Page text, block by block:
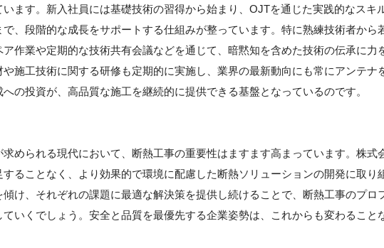
ます。新入社員には基礎技術の習得から始まり、OJTを通じた実践的なスキ
、段階的な成長をサポートする仕組みが整っています。特に熟練技術者から
作業や定期的な技術共有会議などを通じて、暗黙知を含めた技術の伝承に力
施工技術に関する研修も定期的に実施し、業界の最新動向にも常にアンテナ
の投資が、高品質な施工を継続的に提供できる基盤となっているのです。
められる現代において、断熱工事の重要性はますます高まっています。株式
ることなく、より効果的で環境に配慮した断熱ソリューションの開発に取り
け、それぞれの課題に最適な解決策を提供し続けることで、断熱工事のプロ
いくでしょう。安全と品質を最優先する企業姿勢は、これからも変わること